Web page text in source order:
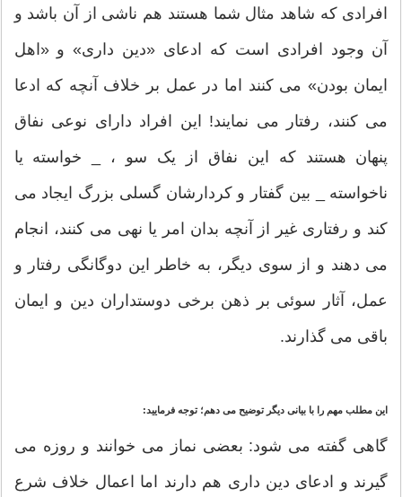
افرادی که شاهد مثال شما هستند هم ناشی از آن باشد و
آن وجود افرادی است که ادعای «دین داری» و «اهل
ایمان بودن» می کنند اما در عمل بر خلاف آنچه که ادعا
می کنند، رفتار می نمایند! این افراد دارای نوعی نفاق
پنهان هستند که این نفاق از یک سو ، _ خواسته یا
ناخواسته _ بین گفتار و کردارشان گسلی بزرگ ایجاد می
کند و رفتاری غیر از آنچه بدان امر یا نهی می کنند، انجام
می دهند و از سوی دیگر، به خاطر این دوگانگی رفتار و
عمل، آثار سوئی بر ذهن برخی دوستداران دین و ایمان
باقی می گذارند.
این مطلب مهم را با بیانی دیگر توضیح می دهم؛ توجه فرمایید:
گاهی گفته می شود: بعضی نماز می خوانند و روزه می
گیرند و ادعای دین داری هم دارند اما اعمال خلاف شرع